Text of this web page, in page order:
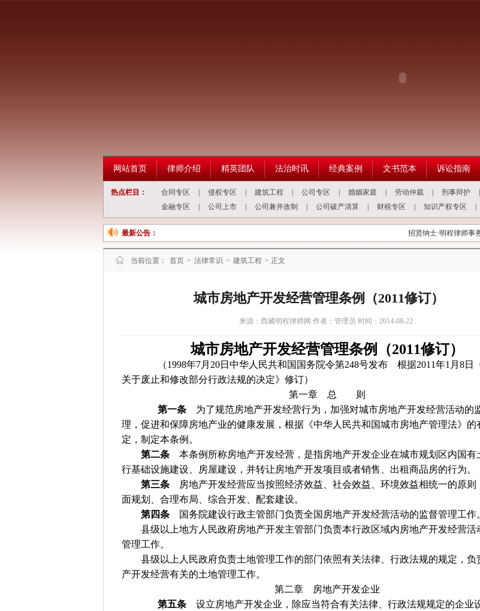
网站首页 律师介绍 精英团队 法治时讯 经典案例 文书范本 诉讼指南
热点栏目： 合同专区 侵权专区 建筑工程 公司专区 婚姻家庭 劳动仲裁 刑事辩护
金融专区
公司上市 公司兼并改制 公司破产清算 财税专区 知识产权专区
最新公告： 招贤纳士·明程律师事务所
当前位置： 首页 > 法律常识 > 建筑工程 > 正文
城市房地产开发经营管理条例（2011修订）
来源：西藏明程律师网 作者：管理员 时间：2014-08-22
城市房地产开发经营管理条例 （2011修订）
（1998年7月20日中华人民共和国国务院令第248号发布 根据2011年1月8日
关于废止和修改部分行政法规的决定》修订）
第一章 总 则
第一条 为了规范房地产开发经营行为，加强对城市房地产开发经营活动的
理，促进和保障房地产业的健康发展，根据《中华人民共和国城市房地产管理法》的
定，制定本条例。
第二条 本条例所称房地产开发经营，是指房地产开发企业在城市规划区内国有
行基础设施建设、房屋建设，并转让房地产开发项目或者销售、出租商品房的行为。
第三条 房地产开发经营应当按照经济效益、社会效益、环境效益相统一的原则
面规划、合理布局、综合开发、配套建设。
第四条 国务院建设行政主管部门负责全国房地产开发经营活动的监督管理工作
县级以上地方人民政府房地产开发主管部门负责本行政区域内房地产开发经营活
管理工作。
县级以上人民政府负责土地管理工作的部门依照有关法律、行政法规的规定，负
产开发经营有关的土地管理工作。
第二章 房地产开发企业
第五条 设立房地产开发企业，除应当符合有关法律、行政法规规定的企业